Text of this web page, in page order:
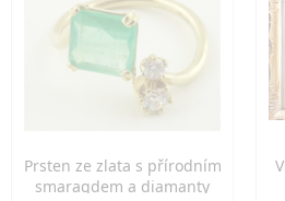
Prsten ze zlata s přírodním
smaragdem a diamanty